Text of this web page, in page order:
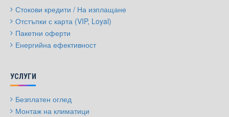
Стокови кредити / На изплащане
Отстъпки с карта (VIP, Loyal)
Пакетни оферти
Енергийна ефективност
УСЛУГИ
Безплатен оглед
Монтаж на климатици